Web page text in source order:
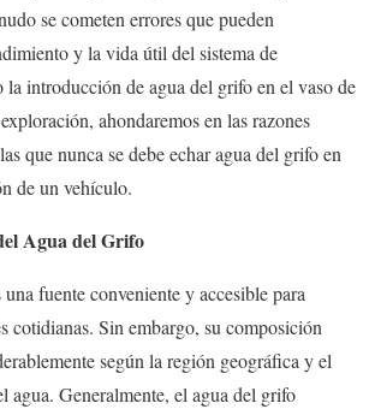
se cometen errores que pueden
y la vida útil del sistema de
introducción de agua del grifo en el vaso de
ahondaremos en las razones
que nunca se debe echar agua del grifo en
de un vehículo.
Agua del Grifo
fuente conveniente y accesible para
cotidianas. Sin embargo, su composición
según la región geográfica y el
agua. Generalmente, el agua del grifo